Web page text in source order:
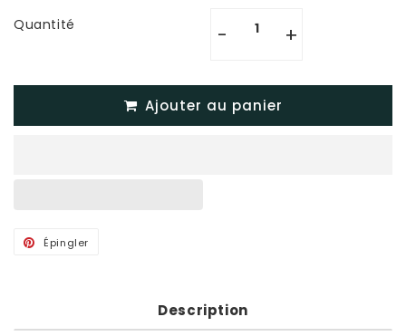
Quantité - +
Ajouter au panier
Épingler
Description